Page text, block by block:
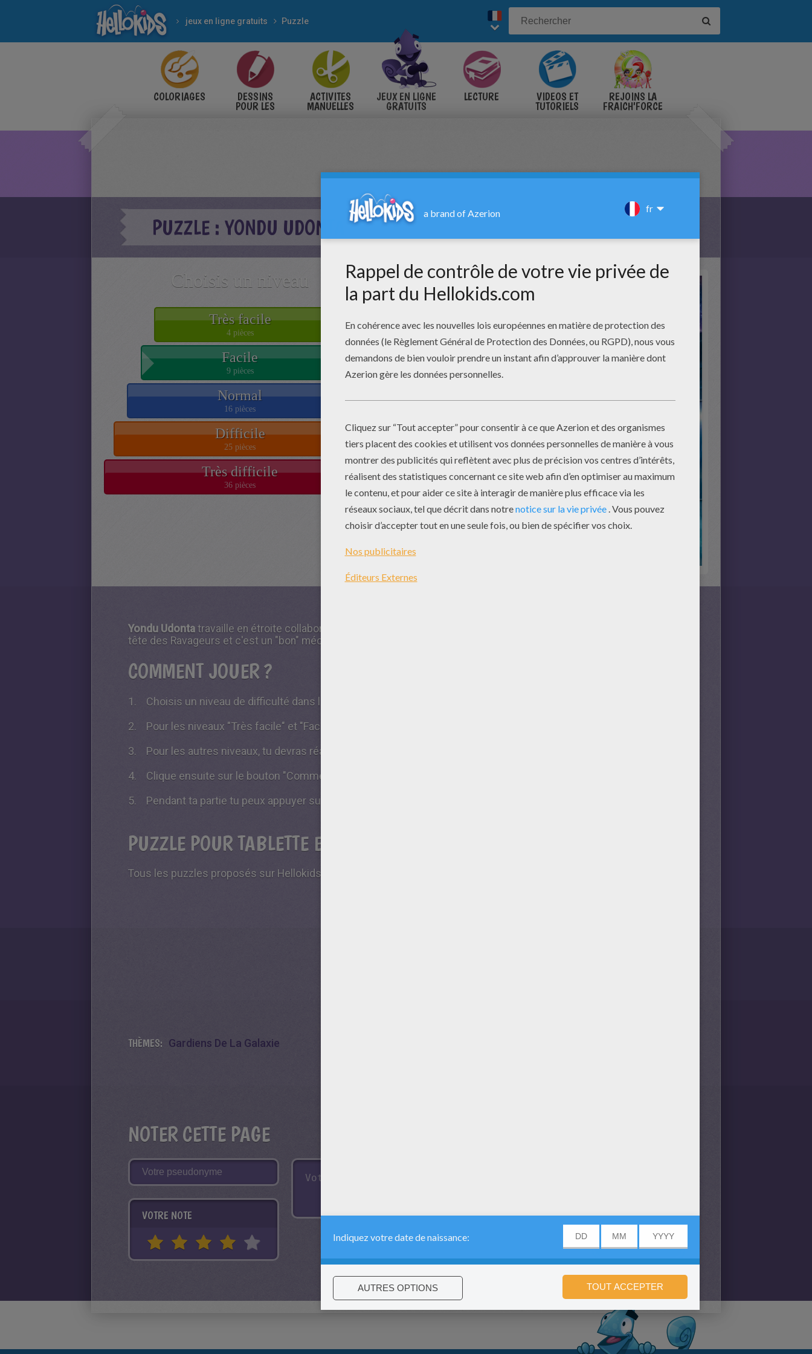
jeux en ligne gratuits Puzzle
COLORIAGES DESSINS
POUR LES
ACTIVITES
MANUELLES
JEUX EN LIGNE
GRATUITS
LECTURE VIDÉOS ET
TUTORIELS
REJOINS LA
FRAICH'FORCE
PUZZLE : YONDU UDONTA
Commencer
Choisis un niveau
Très facile
4 pièces
Facile
9 pièces
Normal
16 pièces
Difficile
25 pièces
Très difficile
36 pièces
Yondu Udonta travaille en étroite collaboration avec Peter Quill (Star-Lord) des
tête des Ravageurs et c'est un "bon" méchant.
COMMENT JOUER ?
Choisis un niveau de difficulté dans la première colonne.
Pour les niveaux "Très facile" et "Facile" il n'y a pas de contrainte de temps.
Pour les autres niveaux, tu devras réaliser le puzzle dans un temps limité !
Clique ensuite sur le bouton "Commencer" pour démarrer ta partie.
Pendant ta partie tu peux appuyer sur le bouton d'aide ("?") pour revoir le modèle à réaliser.
PUZZLE POUR TABLETTE ET TÉLÉPHONE
Tous les puzzles proposés sur Hellokids sont compatibles sur toutes les tablettes et smartphones.
THÈMES: Gardiens De La Galaxie
NOTER CETTE PAGE
VOTRE NOTE